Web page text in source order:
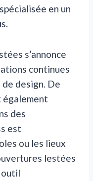
en un
s’annonce
continues
design. De
également
des
est
ou les lieux
lestées
outil